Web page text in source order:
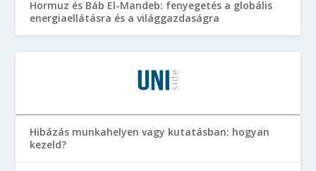
Hormuz és Báb El-Mandeb: fenyegetés a globális
energiaellátásra és a világgazdaságra
Hibázás munkahelyen vagy kutatásban: hogyan
kezeld?